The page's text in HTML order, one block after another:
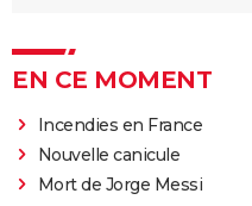
EN CE MOMENT
Incendies en France
Nouvelle canicule
Mort de Jorge Messi